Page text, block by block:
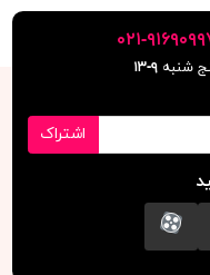
٠٢١
شنبه۹-١٣
اشتراک
تلگرام
آپارات